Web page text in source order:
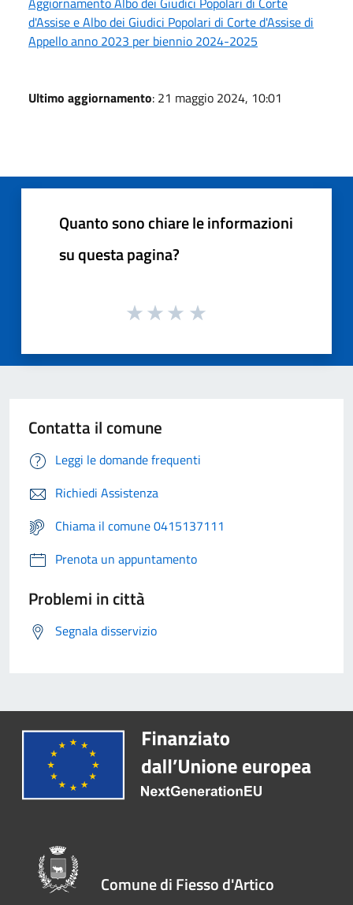
d'Assise e Albo dei Giudici Popolari di Corte d'Assise di
Appello anno 2023 per biennio 2024-2025
Ultimo aggiornamento: 21 maggio 2024, 10:01
Quanto sono chiare le informazioni
su questa pagina?
Contatta il comune
Leggi le domande frequenti
Richiedi Assistenza
Chiama il comune 0415137111
Prenota un appuntamento
Problemi in città
Segnala disservizio
Comune di Fiesso d'Artico